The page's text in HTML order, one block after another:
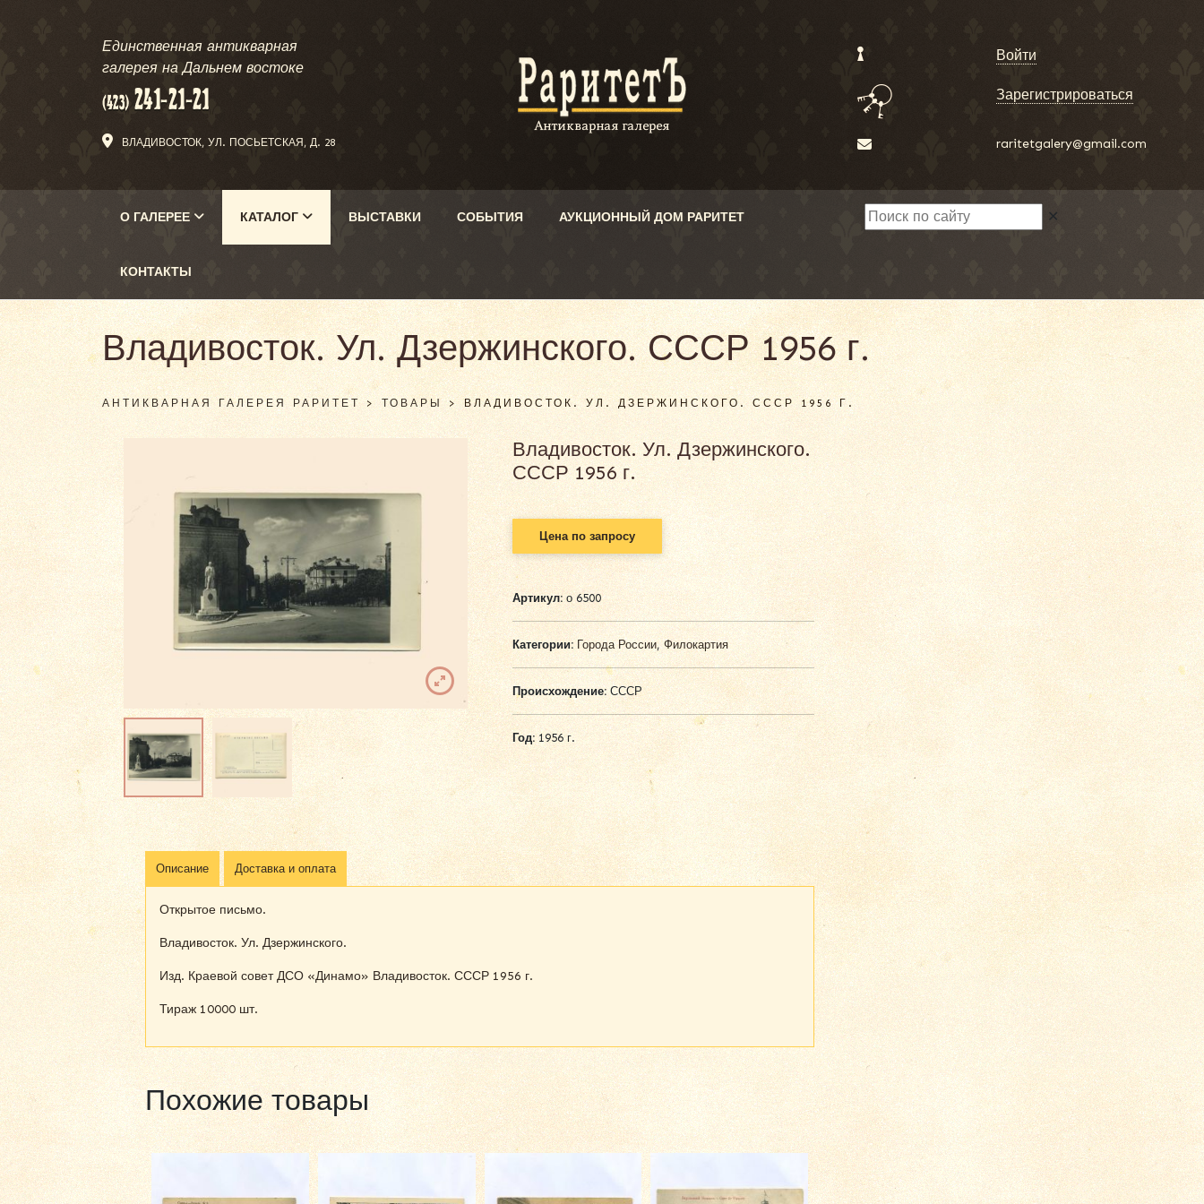
Единственная антикварная
галерея на Дальнем востоке
ВЛАДИВОСТОК, УЛ. ПОСЬЕТСКАЯ, Д. 28
Войти
Зарегистрироваться
raritetgalery@gmail.com
О ГАЛЕРЕЕ КАТАЛОГ ВЫСТАВКИ СОБЫТИЯ АУКЦИОННЫЙ ДОМ РАРИТЕТ
КОНТАКТЫ
✕
Владивосток. Ул. Дзержинского. СССР 1956 г.
АНТИКВАРНАЯ ГАЛЕРЕЯ РАРИТЕТ >ТОВАРЫ> ВЛАДИВОСТОК. УЛ. ДЗЕРЖИНСКОГО. СССР 1956 Г.
Владивосток. Ул. Дзержинского.
СССР 1956 г.
Цена по запросу
Артикул:о 6500
Категории: Города России,Филокартия
Происхождение:СССР
Год:1956 г.
Описание Доставка и оплата
Открытое письмо.
Владивосток. Ул. Дзержинского.
Изд. Краевой совет ДСО «Динамо» Владивосток. СССР 1956 г.
Тираж 10000 шт.
Похожие товары